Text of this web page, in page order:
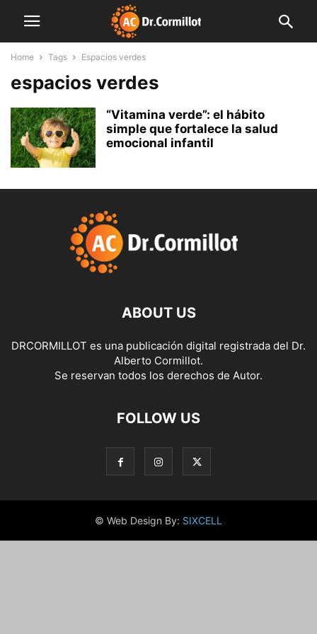
Home Tags Espacios verdes
espacios verdes
“Vitamina verde”: el hábito
simple que fortalece la salud
emocional infantil
ABOUT US
DRCORMILLOT es una publicación digital registrada del Dr.
Alberto Cormillot.
Se reservan todos los derechos de Autor.
FOLLOW US
© Web Design By: SIXCELL